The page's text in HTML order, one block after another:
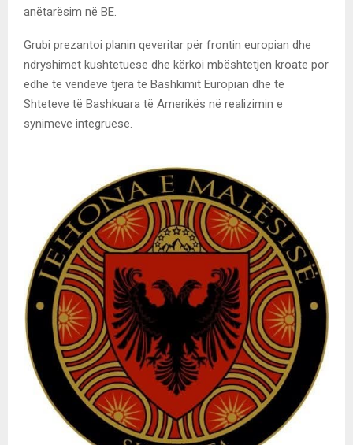
anëtarësim në BE.
Grubi prezantoi planin qeveritar për frontin europian dhe
ndryshimet kushtetuese dhe kërkoi mbështetjen kroate por
edhe të vendeve tjera të Bashkimit Europian dhe të
Shteteve të Bashkuara të Amerikës në realizimin e
synimeve integruese.